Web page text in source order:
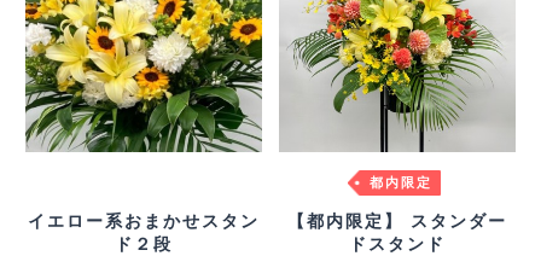
イエロー系おまかせスタン
ド２段
都内限定
【都内限定】 スタンダー
ドスタンド